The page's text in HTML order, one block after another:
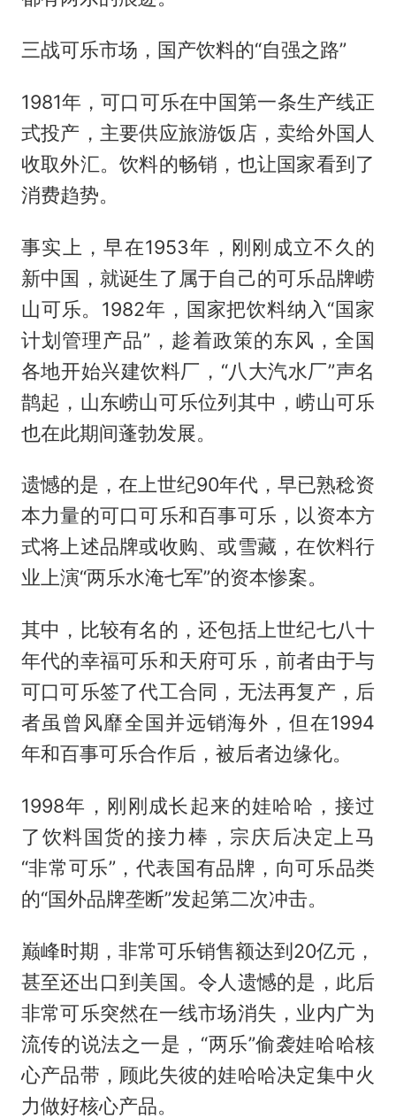
三战可乐市场，国产饮料的“自强之路”
1981年，可口可乐在中国第一条生产线正
式投产，主要供应旅游饭店，卖给外国人
收取外汇。饮料的畅销，也让国家看到了
消费趋势。
事实上，早在1953年，刚刚成立不久的
新中国，就诞生了属于自己的可乐品牌崂
山可乐。1982年，国家把饮料纳入“国家
计划管理产品”，趁着政策的东风，全国
各地开始兴建饮料厂，“八大汽水厂”声名
鹊起，山东崂山可乐位列其中，崂山可乐
也在此期间蓬勃发展。
遗憾的是，在上世纪90年代，早已熟稔资
本力量的可口可乐和百事可乐，以资本方
式将上述品牌或收购、或雪藏，在饮料行
业上演“两乐水淹七军”的资本惨案。
其中，比较有名的，还包括上世纪七八十
年代的幸福可乐和天府可乐，前者由于与
可口可乐签了代工合同，无法再复产，后
者虽曾风靡全国并远销海外，但在1994
年和百事可乐合作后，被后者边缘化。
1998年，刚刚成长起来的娃哈哈，接过
了饮料国货的接力棒，宗庆后决定上马
“非常可乐”，代表国有品牌，向可乐品类
的“国外品牌垄断”发起第二次冲击。
巅峰时期，非常可乐销售额达到20亿元，
甚至还出口到美国。令人遗憾的是，此后
非常可乐突然在一线市场消失，业内广为
流传的说法之一是，“两乐”偷袭娃哈哈核
心产品带，顾此失彼的娃哈哈决定集中火
力做好核心产品。